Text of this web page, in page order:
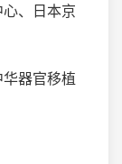
、日本京
器官移植